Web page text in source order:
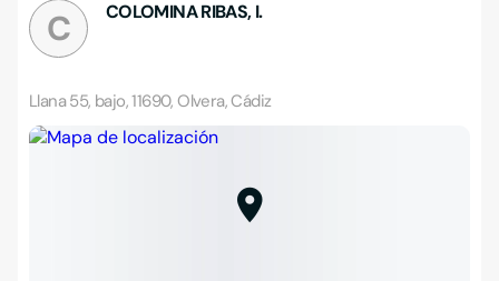
C COLOMINA RIBAS, I.
Llana 55, bajo, 11690, Olvera, Cádiz